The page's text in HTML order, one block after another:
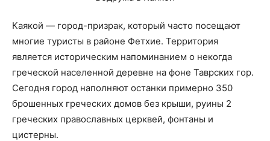
Каякой — город-призрак, который часто посещают
многие туристы в районе Фетхие. Территория
является историческим напоминанием о некогда
греческой населенной деревне на фоне Таврских гор.
Сегодня город наполняют останки примерно 350
брошенных греческих домов без крыши, руины 2
греческих православных церквей, фонтаны и
цистерны.